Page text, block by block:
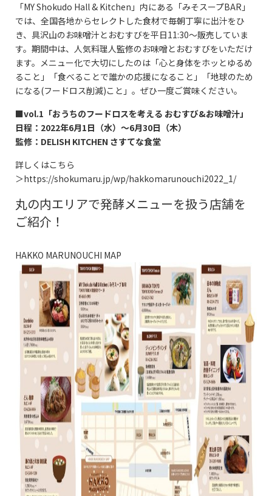
「MY Shokudo Hall & Kitchen」内にある「みそスープBAR」
では、全国各地からセレクトした食材で毎朝丁寧に出汁をひ
き、具沢山のお味噌汁とおむすびを平日11:30～販売していま
す。期間中は、人気料理人監修のお味噌とおむすびをいただけ
ます。メニュー化で大切にしたのは「心と身体をホッとゆるめ
ること」「食べることで誰かの応援になること」「地球のため
になる(フードロス削減)こと」。ぜひ一度ご賞味ください。
■vol.1「おうちのフードロスを考える おむすび&お味噌汁」
日程：2022年6月1日（水）～6月30日（木）
監修：DELISH KITCHEN さすてな食堂
詳しくはこちら
＞https://shokumaru.jp/wp/hakkomarunouchi2022_1/
丸の内エリアで発酵メニューを扱う店舗を
ご紹介！
HAKKO MARUNOUCHI MAP